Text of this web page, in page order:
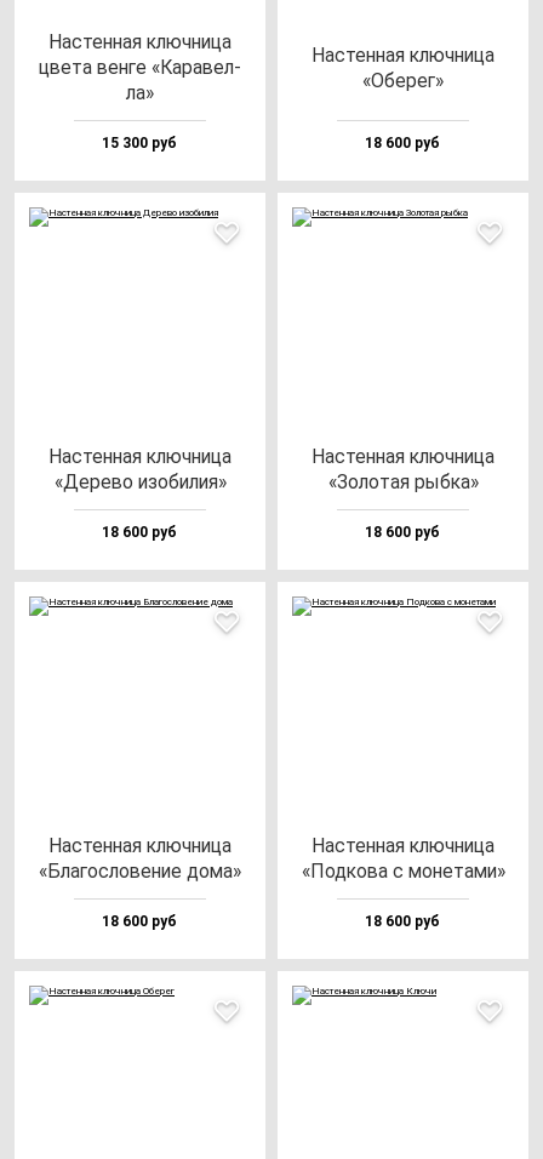
Нас­тен­ная ключ­ни­ца
цве­та вен­ге «Кара­вел­
ла»
15 300 руб
Нас­тен­ная ключ­ни­ца
«Обе­рег»
18 600 руб
Нас­тен­ная ключ­ни­ца
«Дере­во изо­би­лия»
18 600 руб
Нас­тен­ная ключ­ни­ца
«Золо­тая рыб­ка»
18 600 руб
Нас­тен­ная ключ­ни­ца
«Бла­гос­ло­ве­ние до­ма»
18 600 руб
Нас­тен­ная ключ­ни­ца
«Под­ко­ва с мо­не­та­ми»
18 600 руб